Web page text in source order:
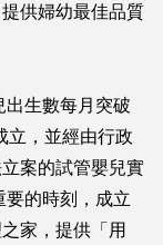
供婦幼最佳品質
生數每月突破
立，並經由行政
案的試管嬰兒實
的時刻，成立
家，提供「用